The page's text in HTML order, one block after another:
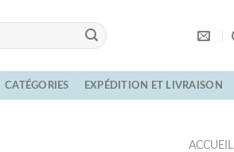
CATÉGORIES EXPÉDITION ET LIVRAISON
ACCUEIL